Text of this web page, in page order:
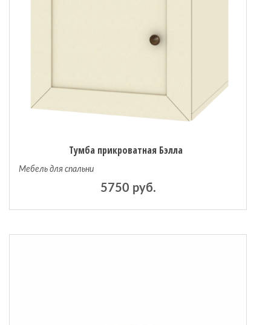
Тумба прикроватная Бэлла
Мебель для спальни
5750 руб.